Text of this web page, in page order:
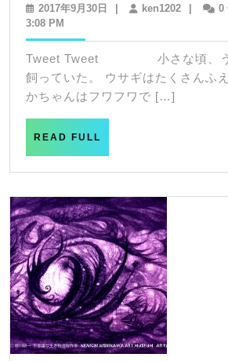
故
の
友
2017年9月30日
2017
日
ken1202ken12020
3:08 PM
Tweet Tweet 小さな頃、う
飼っていた。 ウサギはたくさんふ
かちゃんはフワフワで […]
READ FULL